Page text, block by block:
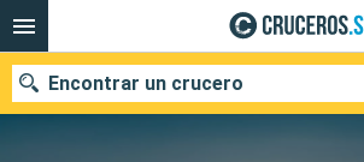
Encontrar un crucero